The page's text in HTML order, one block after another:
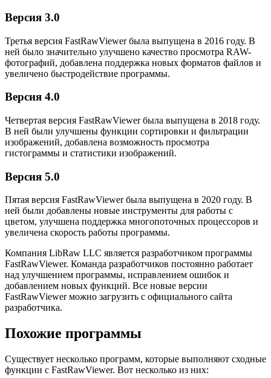
Версия 3.0
Третья версия FastRawViewer была выпущена в 2016 году. В
ней было значительно улучшено качество просмотра RAW-
фотографий, добавлена поддержка новых форматов файлов и
увеличено быстродействие программы.
Версия 4.0
Четвертая версия FastRawViewer была выпущена в 2018 году.
В ней были улучшены функции сортировки и фильтрации
изображений, добавлена возможность просмотра
гистограммы и статистики изображений.
Версия 5.0
Пятая версия FastRawViewer была выпущена в 2020 году. В
ней были добавлены новые инструменты для работы с
цветом, улучшена поддержка многопоточных процессоров и
увеличена скорость работы программы.
Компания LibRaw LLC является разработчиком программы
FastRawViewer. Команда разработчиков постоянно работает
над улучшением программы, исправлением ошибок и
добавлением новых функций. Все новые версии
FastRawViewer можно загрузить с официального сайта
разработчика.
Похожие программы
Существует несколько программ, которые выполняют сходные
функции с FastRawViewer. Вот несколько из них: